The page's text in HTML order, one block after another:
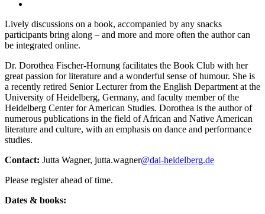
Lively discussions on a book, accompanied by any snacks
participants bring along – and more and more often the author can
be integrated online.
Dr. Dorothea Fischer-Hornung facilitates the Book Club with her
great passion for literature and a wonderful sense of humour. She is
a recently retired Senior Lecturer from the English Department at the
University of Heidelberg, Germany, and faculty member of the
Heidelberg Center for American Studies. Dorothea is the author of
numerous publications in the field of African and Native American
literature and culture, with an emphasis on dance and performance
studies.
Contact: Jutta Wagner, jutta.wagner@dai-heidelberg.de
Please register ahead of time.
Dates & books: